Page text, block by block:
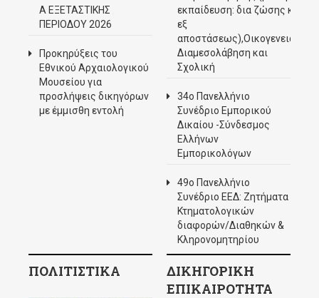
Α ΕΞΕΤΑΣΤΙΚΗΣ
ΠΕΡΙΟΔΟΥ 2026
Προκηρύξεις του
Εθνικού Αρχαιολογικού
Μουσείου για
προσλήψεις δικηγόρων
με έμμισθη εντολή
εκπαίδευση: δια ζώσης και
εξ
αποστάσεως),Οικογενειακή
Διαμεσολάβηση και
Σχολική
34ο Πανελλήνιο
Συνέδριο Εμπορικού
Δικαίου -Σύνδεσμος
Ελλήνων
Εμπορικολόγων
49ο Πανελλήνιο
Συνέδριο ΕΕΔ: Ζητήματα
Κτηματολογικών
διαφορών/Διαθηκών &
Κληρονομητηρίου
ΠΟΛΙΤΙΣΤΙΚΑ
ΔΙΚΗΓΟΡΙΚΗ
ΕΠΙΚΑΙΡΟΤΗΤΑ